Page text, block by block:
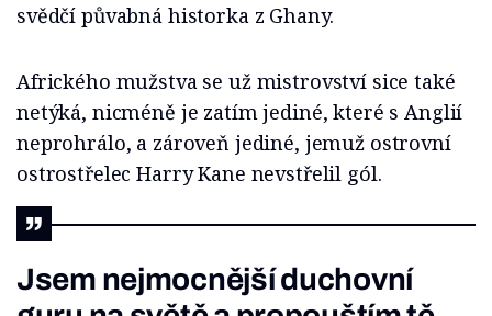
svědčí půvabná historka z Ghany.
Afrického mužstva se už mistrovství sice také
netýká, nicméně je zatím jediné, které s Anglií
neprohrálo, a zároveň jediné, jemuž ostrovní
ostrostřelec Harry Kane nevstřelil gól.
Jsem nejmocnější duchovní